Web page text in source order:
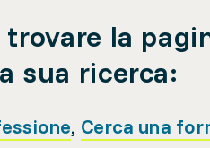
la
sua ricerca:
, Cerca una